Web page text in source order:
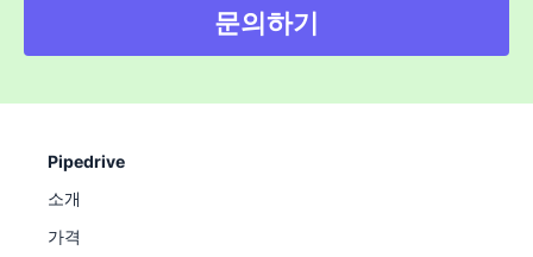
문의하기
Pipedrive
소개
가격